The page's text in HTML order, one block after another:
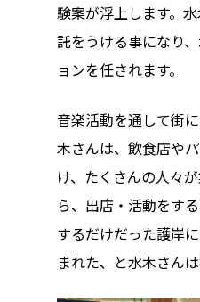
験案が浮上します。
託をうける事になり
ョンを任されます。
音楽活動を通して街
木さんは、飲食店や
け、たくさんの人々
ら、出店・活動をす
するだけだった護岸
まれた、と水木さん